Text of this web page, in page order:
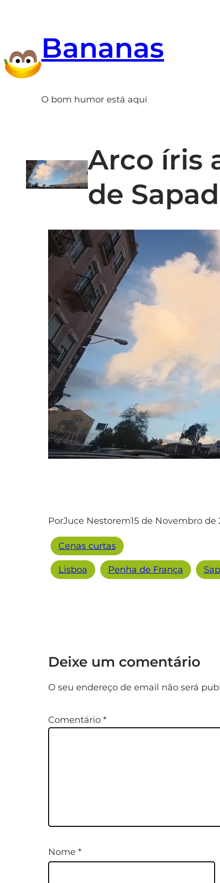
conteúdoBananas
O bom humor está aqui
Arco íris
de
PorJuce Nestorem15 de Novembro de
Cenas curtas
Lisboa Penha de França
Deixe um comentário
O seu endereço de email não será
Comentário *
Nome *